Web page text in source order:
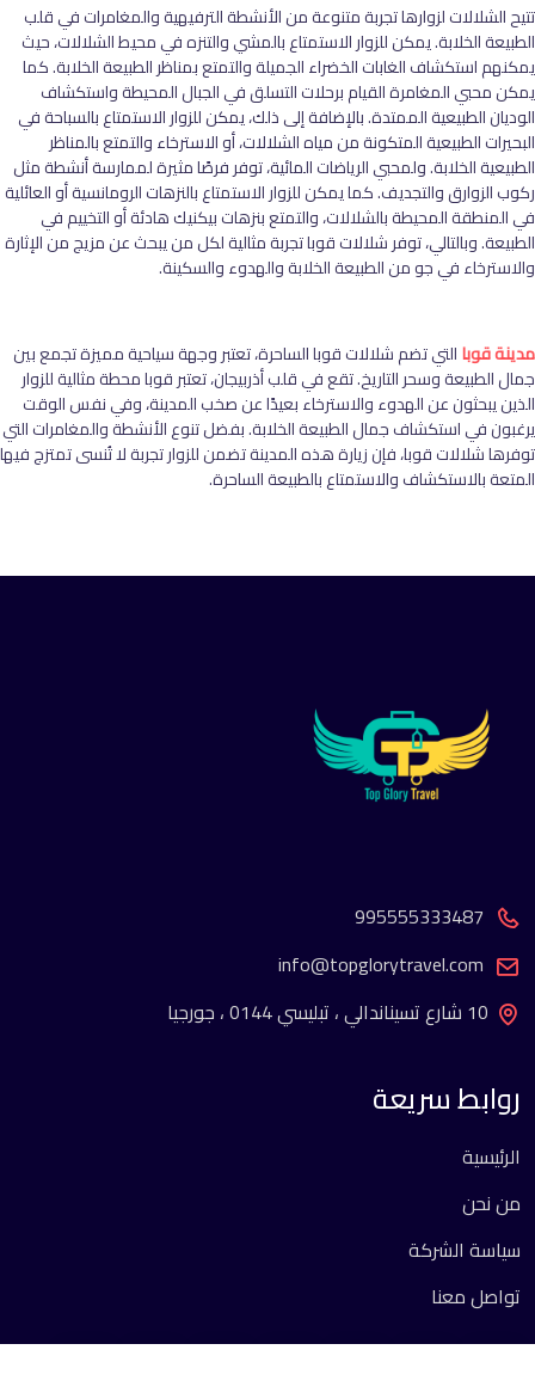
تتيح الشلالات لزوارها تجربة متنوعة من الأنشطة الترفيهية والمغامرات في قلب
الطبيعة الخلابة. يمكن للزوار الاستمتاع بالمشي والتنزه في محيط الشلالات، حيث
يمكنهم استكشاف الغابات الخضراء الجميلة والتمتع بمناظر الطبيعة الخلابة. كما
يمكن محبي المغامرة القيام برحلات التسلق في الجبال المحيطة واستكشاف
الوديان الطبيعية الممتدة. بالإضافة إلى ذلك، يمكن للزوار الاستمتاع بالسباحة في
البحيرات الطبيعية المتكونة من مياه الشلالات، أو الاسترخاء والتمتع بالمناظر
الطبيعية الخلابة. ولمحبي الرياضات المائية، توفر فرصًا مثيرة لممارسة أنشطة مثل
ركوب الزوارق والتجديف. كما يمكن للزوار الاستمتاع بالنزهات الرومانسية أو العائلية
في المنطقة المحيطة بالشلالات، والتمتع بنزهات بيكنيك هادئة أو التخييم في
الطبيعة. وبالتالي، توفر شلالات قوبا تجربة مثالية لكل من يبحث عن مزيج من الإثارة
والاسترخاء في جو من الطبيعة الخلابة والهدوء والسكينة.
مدينة قوباالتي تضم شلالات قوبا الساحرة، تعتبر وجهة سياحية مميزة تجمع بين
جمال الطبيعة وسحر التاريخ. تقع في قلب أذربيجان، تعتبر قوبا محطة مثالية للزوار
الذين يبحثون عن الهدوء والاسترخاء بعيدًا عن صخب المدينة، وفي نفس الوقت
يرغبون في استكشاف جمال الطبيعة الخلابة. بفضل تنوع الأنشطة والمغامرات التي
توفرها شلالات قوبا، فإن زيارة هذه المدينة تضمن للزوار تجربة لا تُنسى تمتزج فيها
المتعة بالاستكشاف والاستمتاع بالطبيعة الساحرة.
995555333487
info@topglorytravel.com
10 شارع تسيناندالي ، تبليسي 0144 ، جورجيا
روابط سريعة
الرئيسية
من نحن
سياسة الشركة
تواصل معنا